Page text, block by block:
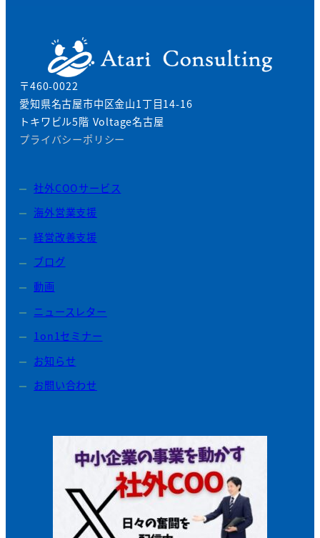
〒460-0022
愛知県名古屋市中区金山1丁目14-16
トキワビル5階 Voltage名古屋
プライバシーポリシー
社外COOサービス
海外営業支援
経営改善支援
ブログ
動画
ニュースレター
1on1セミナー
お知らせ
お問い合わせ